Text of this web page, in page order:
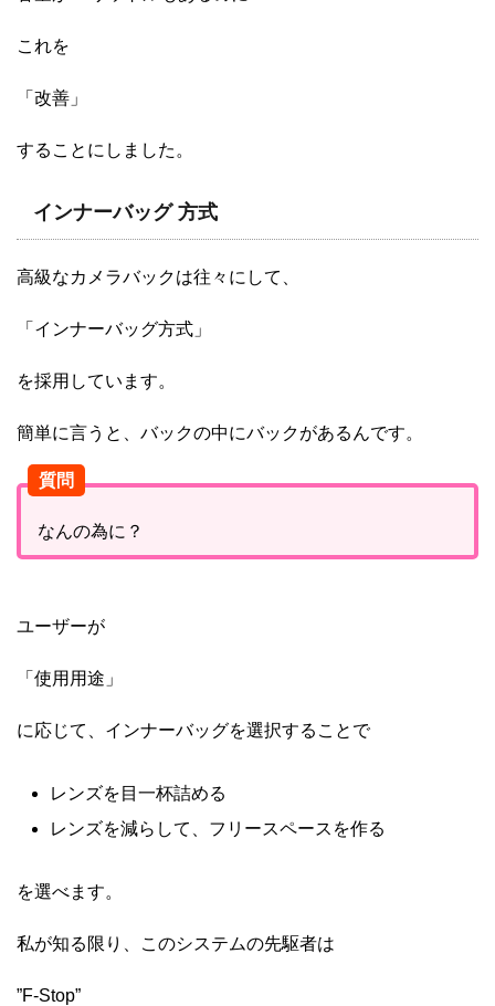
これを
「改善」
することにしました。
インナーバッグ 方式
高級なカメラバックは往々にして、
「インナーバッグ方式」
を採用しています。
簡単に言うと、バックの中にバックがあるんです。
質問
なんの為に？
ユーザーが
「使用用途」
に応じて、インナーバッグを選択することで
レンズを目一杯詰める
レンズを減らして、フリースペースを作る
を選べます。
私が知る限り、このシステムの先駆者は
”F-Stop”